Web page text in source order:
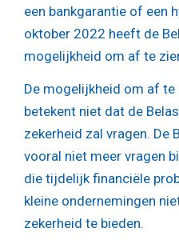
een bankgarantie of een
oktober 2022 heeft de
mogelijkheid om af te
De mogelijkheid om af te
betekent niet dat de
zekerheid zal vragen. De
vooral niet meer vragen
die tijdelijk financiële
kleine ondernemingen
zekerheid te bieden.